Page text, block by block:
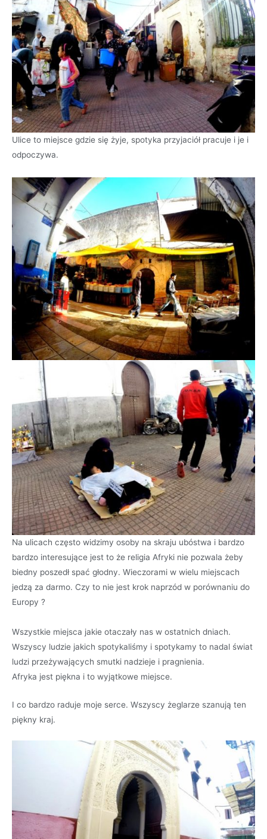
Ulice to miejsce gdzie się żyje, spotyka przyjaciół pracuje i je i
odpoczywa.
Na ulicach często widzimy osoby na skraju ubóstwa i bardzo
bardzo interesujące jest to że religia Afryki nie pozwala żeby
biedny poszedł spać głodny. Wieczorami w wielu miejscach
jedzą za darmo. Czy to nie jest krok naprzód w porównaniu do
Europy ?
Wszystkie miejsca jakie otaczały nas w ostatnich dniach.
Wszyscy ludzie jakich spotykaliśmy i spotykamy to nadal świat
ludzi przeżywających smutki nadzieje i pragnienia.
Afryka jest piękna i to wyjątkowe miejsce.
I co bardzo raduje moje serce. Wszyscy żeglarze szanują ten
piękny kraj.